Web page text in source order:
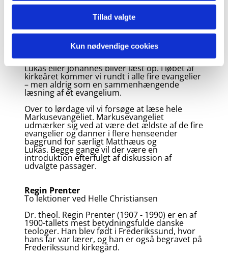
Tillad valgte
Kun nødvendige cookies
Markusevangeliet – læst og genlæst
To lektioner ved Klaus Meisner
Hver søndag lyder disse ord i gudstjenesten:
”Dette hellige evangelium skriver evangelisten
…“, hvorefter et stykke fra Matthæus, Markus,
Lukas eller Johannes bliver læst op. I løbet af
kirkeåret kommer vi rundt i alle fire evangelier
– men aldrig som en sammenhængende
læsning af ét evangelium.
Over to lørdage vil vi forsøge at læse hele
Markusevangeliet. Markusevangeliet
udmærker sig ved at være det ældste af de fire
evangelier og danner i flere henseender
baggrund for særligt Matthæus og
Lukas. Begge gange vil der være en
introduktion efterfulgt af diskussion af
udvalgte passager.
Regin Prenter
To lektioner ved Helle Christiansen
Dr. theol. Regin Prenter (1907 - 1990) er en af
1900-tallets mest betydningsfulde danske
teologer. Han blev født i Frederikssund, hvor
hans far var lærer, og han er også begravet på
Frederikssund kirkegård.